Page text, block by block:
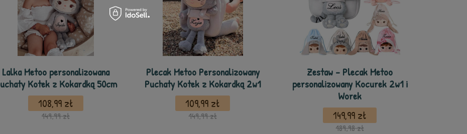
Lalka Metoo personalizowana
Kotek z Kokardką 50cm
108,99 zł
149,99 zł
Plecak Metoo Personalizowany
Puchaty Kotek z Kokardką 2w1
109,99 zł
149,99 zł
Zestaw - Plecak Metoo
personalizowany Kocurek 2w1 i
Worek
149,99 zł
189,98 zł